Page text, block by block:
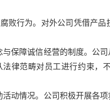
败行为。对外公司凭借产
保障诚信经营的制度。公
律范畴对员工进行约束，
动情况。公司积极开展各